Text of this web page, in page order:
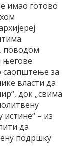
имао готово
поводом
његове
саопштење за
власти да
док „свима
истине“ – из
да
подршку